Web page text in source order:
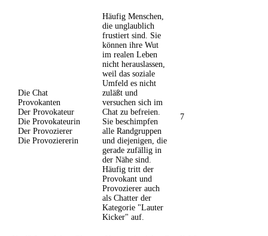
Die Chat
Provokanten
Der Provokateur
Die Provokateurin
Der Provozierer
Die Provoziererin
Häufig Menschen,
die unglaublich
frustiert sind. Sie
können ihre Wut
im realen Leben
nicht herauslassen,
weil das soziale
Umfeld es nicht
zuläßt und
versuchen sich im
Chat zu befreien.
Sie beschimpfen
alle Randgruppen
und diejenigen, die
gerade zufällig in
der Nähe sind.
Häufig tritt der
Provokant und
Provozierer auch
als Chatter der
Kategorie "Lauter
Kicker" auf.
7